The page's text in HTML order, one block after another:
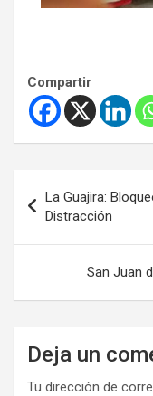
Compartir
de
entradas
La Guajira:
Distracción
San Juan
Deja un
Tu dirección de